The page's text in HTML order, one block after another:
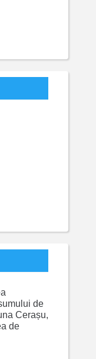
de
Cerașu,
de